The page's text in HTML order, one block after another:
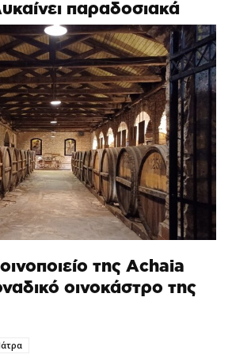
παραδοσιακά
της Αchaia
οινοκάστρο της